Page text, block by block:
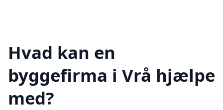
Hvad kan en
byggefirma i Vrå hjælpe
med?